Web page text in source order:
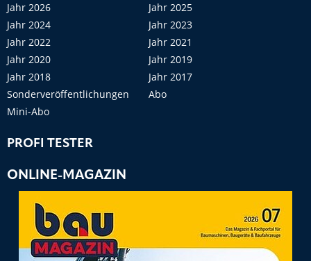
Jahr 2026
Jahr 2025
Jahr 2024
Jahr 2023
Jahr 2022
Jahr 2021
Jahr 2020
Jahr 2019
Jahr 2018
Jahr 2017
Sonderveröffentlichungen
Abo
Mini-Abo
PROFI TESTER
ONLINE-MAGAZIN